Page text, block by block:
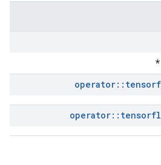
operator::
operator::